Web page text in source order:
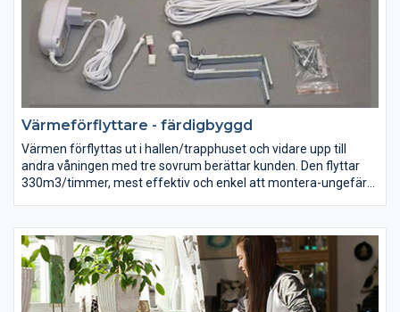
Värmeförflyttare - färdigbyggd
Värmen förflyttas ut i hallen/trapphuset och vidare upp till
andra våningen med tre sovrum berättar kunden. Den flyttar
330m3/timmer, mest effektiv och enkel att montera-ungefär
Du som eldar mycket i kamin, kalkugn, vedspis eller annat källor,
är säkert har upplevt att det blir för het i taket.